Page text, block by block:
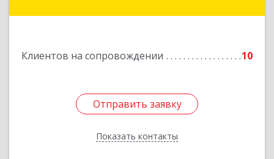
Клиентов на сопровождении 10
Отправить заявку
Показать контакты
Отправить заявку
Назад